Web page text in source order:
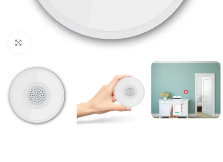
Noklikšķiniet, lai palielinātu